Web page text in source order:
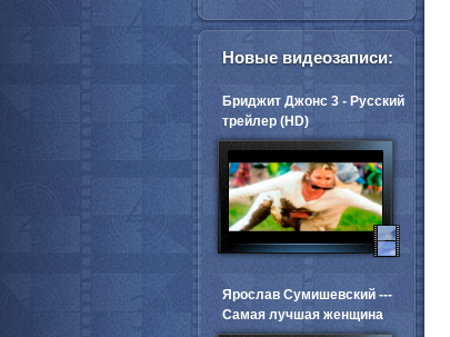
Новые видеозаписи:
Бриджит Джонс 3 - Русский
трейлер (HD)
Ярослав Сумишевский ---
Самая лучшая женщина